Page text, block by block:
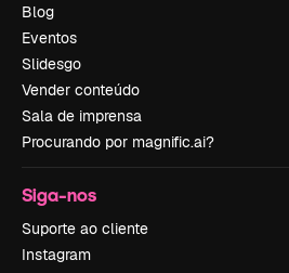
Blog
Eventos
Slidesgo
Vender conteúdo
Sala de imprensa
Procurando por magnific.ai?
Siga-nos
Suporte ao cliente
Instagram